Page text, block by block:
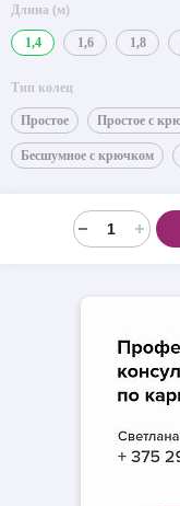
Длина (м)
1,4 1,6 1,8
Тип колец
Простое Простое с
Бесшумное с крючком